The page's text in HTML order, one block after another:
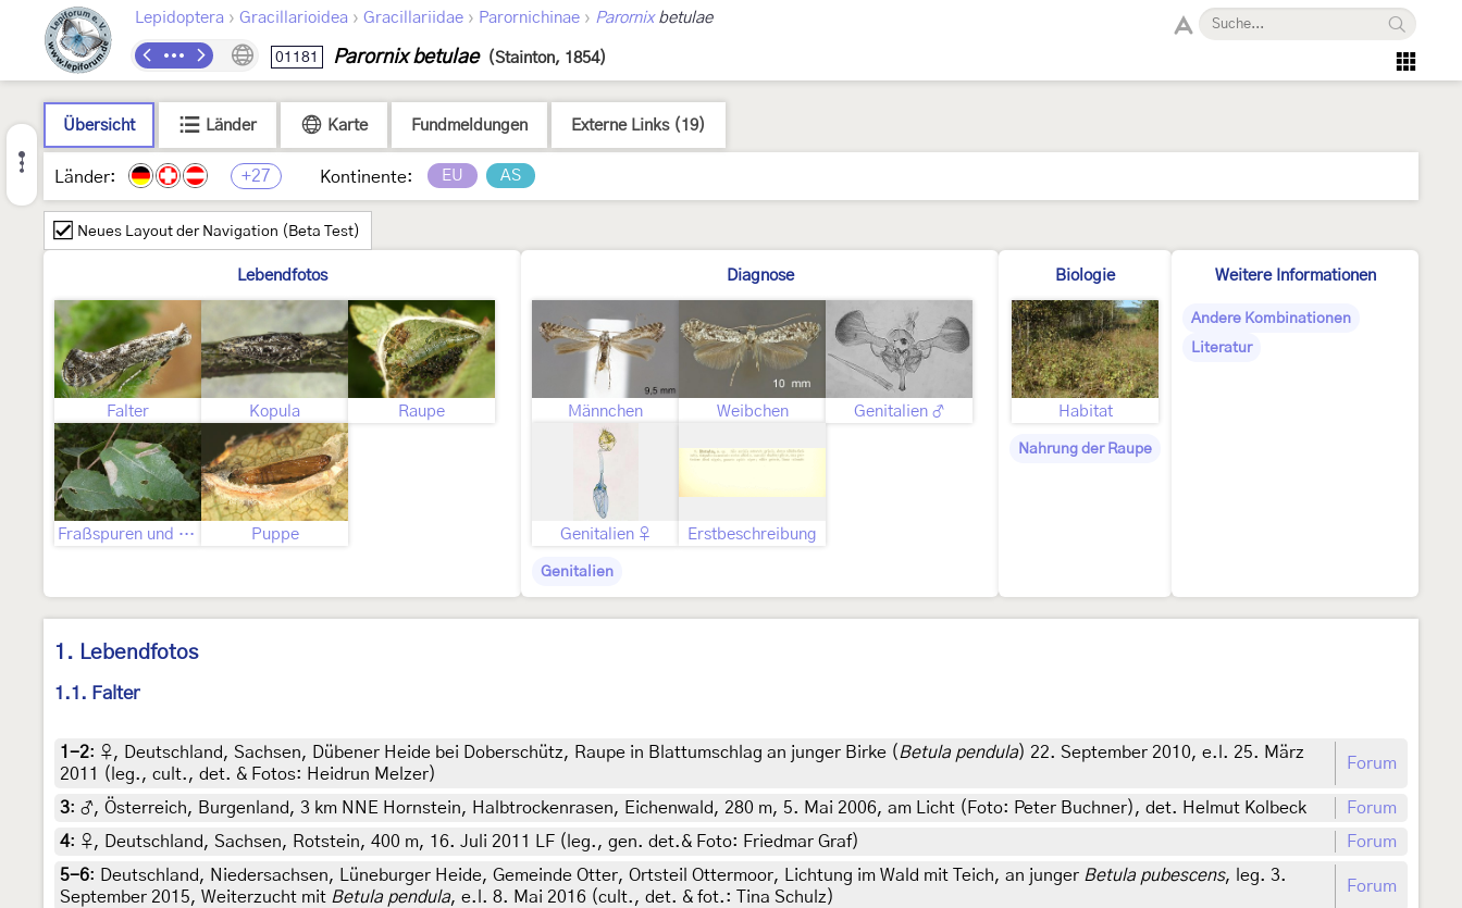
Lepidoptera › Gracillarioidea › Gracillariidae › Parornichinae › Parornixbetulae
01181 Parornix betulae (Stainton, 1854)
Übersicht Länder Karte Fundmeldungen Externe Links (19)
Länder: +27 Kontinente: EU AS
Neues Layout der Navigation (Beta Test)
Lebendfotos
Falter Kopula Raupe
Fraßspuren und Befallsbild Puppe
Diagnose
Männchen Weibchen Genitalien ♂
Genitalien ♀ Erstbeschreibung
Genitalien
Biologie
Habitat
Nahrung der Raupe
Weitere Informationen
Andere Kombinationen
Literatur
1. Lebendfotos
1.1. Falter
1-2: ♀, Deutschland, Sachsen, Dübener Heide bei Doberschütz, Raupe in Blattumschlag an junger Birke ( Betula pendula) 22. September 2010, e.l. 25. März
2011 (leg., cult., det. & Fotos: Heidrun Melzer)
Forum
3: ♂, Österreich, Burgenland, 3 km NNE Hornstein, Halbtrockenrasen, Eichenwald, 280 m, 5. Mai 2006, am Licht (Foto: Peter Buchner), det. Helmut Kolbeck
Forum
4: ♀, Deutschland, Sachsen, Rotstein, 400 m, 16. Juli 2011 LF (leg., gen. det.& Foto: Friedmar Graf)
Forum
5-6: Deutschland, Niedersachsen, Lüneburger Heide, Gemeinde Otter, Ortsteil Ottermoor, Lichtung im Wald mit Teich, an junger Betula pubescens, leg. 3.
September 2015, Weiterzucht mit Betula pendula, e.l. 8. Mai 2016 (cult., det. & fot.: Tina Schulz)
Forum